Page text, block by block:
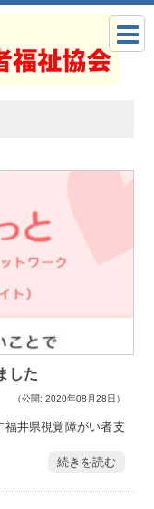
した
（公開: 2020年08月28日）
井県視覚障がい者支
続きを読む